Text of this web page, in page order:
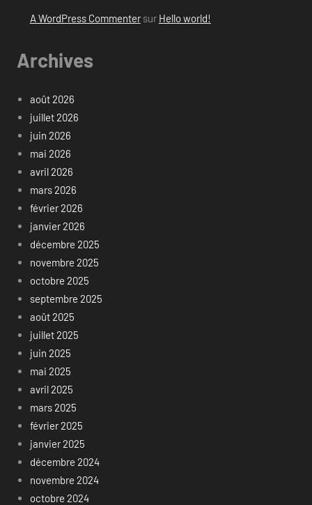
A WordPress Commentersur Hello world!
Archives
août 2026
juillet 2026
juin 2026
mai 2026
avril 2026
mars 2026
février 2026
janvier 2026
décembre 2025
novembre 2025
octobre 2025
septembre 2025
août 2025
juillet 2025
juin 2025
mai 2025
avril 2025
mars 2025
février 2025
janvier 2025
décembre 2024
novembre 2024
octobre 2024